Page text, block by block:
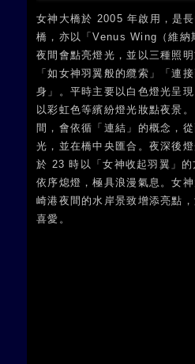
女神大橋於 2005 年啟用，是
橋，亦以「Venus Wing（維納
夜間會點亮燈光，並以三種照明
「如女神羽翼般的纜索」「連
身」。平時主要以白色燈光呈
以彩虹色等繽紛燈光妝點夜景
間，會依循「連結」的概念，
光，並在橋中央匯合。夜深後
於 23 時以「女神收起羽翼」的
依序熄燈，極具浪漫氣息。女
崎港夜間的水岸景致增添亮點
喜愛。